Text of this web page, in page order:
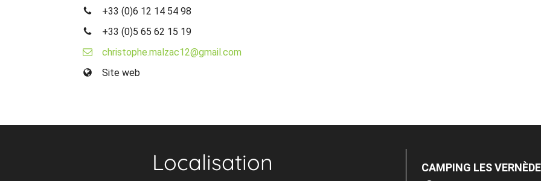
+33 (0)6 12 14 54 98
+33 (0)5 65 62 15 19
christophe.malzac12@gmail.com
Site web
Localisation
CAMPING LES